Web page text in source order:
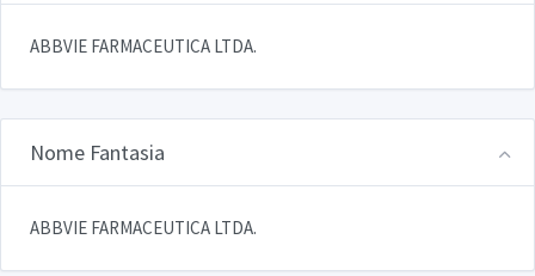
ABBVIE FARMACEUTICA LTDA.
Nome Fantasia
ABBVIE FARMACEUTICA LTDA.